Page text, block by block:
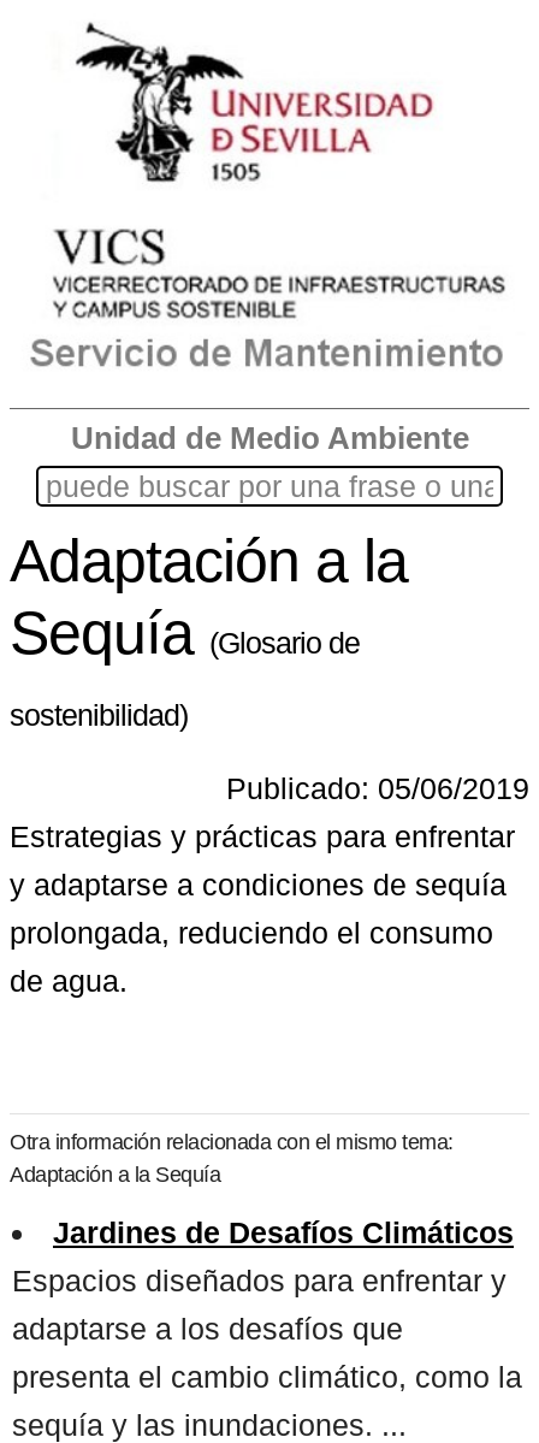
Unidad de Medio Ambiente
Adaptación a la
Sequía (Glosario de
sostenibilidad)
Publicado: 05/06/2019
Estrategias y prácticas para enfrentar
y adaptarse a condiciones de sequía
prolongada, reduciendo el consumo
de agua.
Otra información relacionada con el mismo tema:
Adaptación a la Sequía
Jardines de Desafíos Climáticos
Espacios diseñados para enfrentar y
adaptarse a los desafíos que
presenta el cambio climático, como la
sequía y las inundaciones. ...